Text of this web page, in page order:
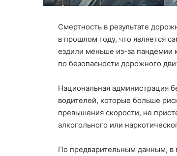
Смертность в результате
в прошлом году, что является
ездили меньше из-за пандемии
по безопасности дорожного
Национальная администрация
водителей, которые больше
превышения скорости, не
алкогольного или
По предварительным данным, в